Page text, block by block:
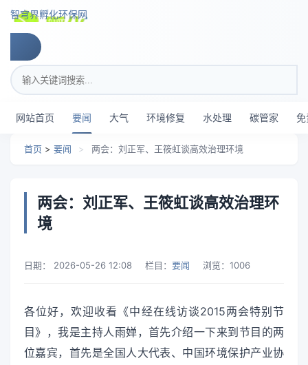
智穹界孵化环保网
搜索关键词
网站首页 要闻 大气 环境修复 水处理 碳管家 免
首页 > 要闻 > 两会：刘正军、王筱虹谈高效治理环境
两会：刘正军、王筱虹谈高效治理环
境
日期： 2026-05-26 12:08 栏目： 要闻 浏览： 1006
各位好，欢迎收看《中经在线访谈2015两会特别节
目》，我是主持人雨婵，首先介绍一下来到节目的两
位嘉宾，首先是全国人大代表、中国环境保护产业协